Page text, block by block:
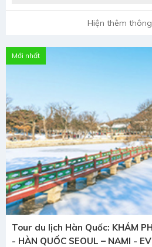
Hiện thêm
Mới nhất
Tour du lịch Hàn Quốc: KHÁM
- HÀN QUỐC SEOUL – NAMI -